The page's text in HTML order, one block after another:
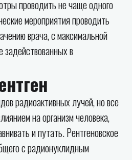
проводить не чаще одного
мероприятия проводить
врача, с максимальной
задействованных в
радиоактивных лучей, но все
на организм человека,
и путать. Рентгеновское
с радионуклидным